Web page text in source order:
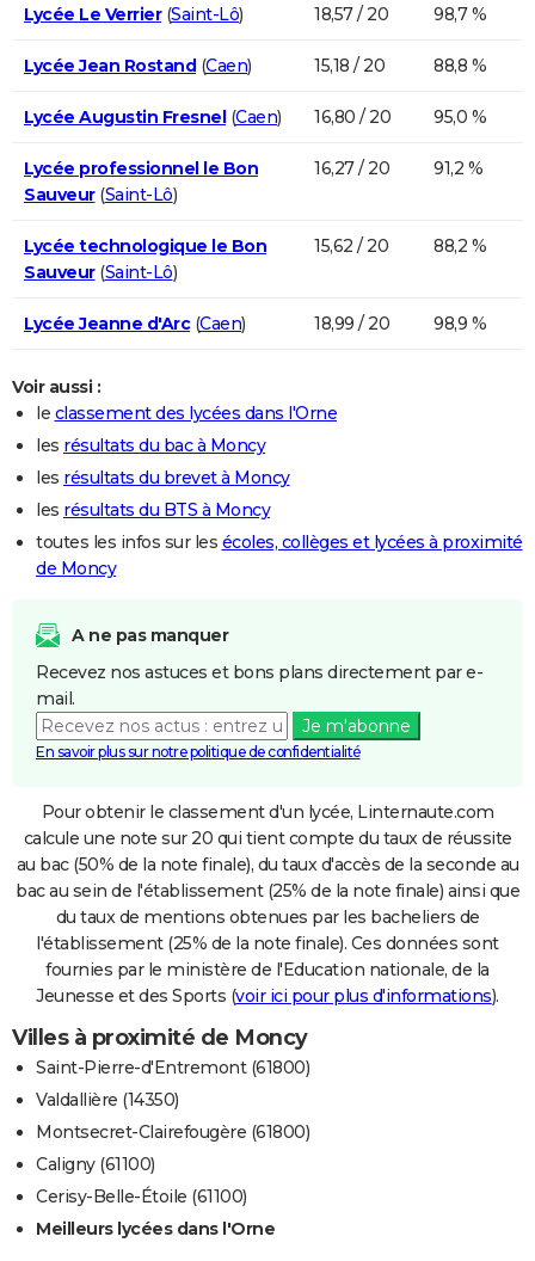
Lycée Le Verrier(Saint-Lô) 18,57 / 20 98,7 %
Lycée Jean Rostand(Caen) 15,18 / 20 88,8 %
Lycée Augustin Fresnel(Caen) 16,80 / 20 95,0 %
Lycée professionnel le Bon
Sauveur(Saint-Lô)
16,27 / 20 91,2 %
Lycée technologique le Bon
Sauveur(Saint-Lô)
15,62 / 20 88,2 %
Lycée Jeanne d'Arc(Caen) 18,99 / 20 98,9 %
Voir aussi :
le classement des lycées dans l'Orne
les résultats du bac à Moncy
les résultats du brevet à Moncy
les résultats du BTS à Moncy
toutes les infos sur les écoles, collèges et lycées à proximité
de Moncy
A ne pas manquer
Recevez nos astuces et bons plans directement par e-
mail.
Je m'abonne
En savoir plus sur notre politique de confidentialité
Pour obtenir le classement d'un lycée, Linternaute.com
calcule une note sur 20 qui tient compte du taux de réussite
au bac (50% de la note finale), du taux d'accès de la seconde au
bac au sein de l'établissement (25% de la note finale) ainsi que
du taux de mentions obtenues par les bacheliers de
l'établissement (25% de la note finale). Ces données sont
fournies par le ministère de l'Education nationale, de la
Jeunesse et des Sports (voir ici pour plus d'informations).
Villes à proximité de Moncy
Saint-Pierre-d'Entremont (61800)
Valdallière (14350)
Montsecret-Clairefougère (61800)
Caligny (61100)
Cerisy-Belle-Étoile (61100)
Meilleurs lycées dans l'Orne